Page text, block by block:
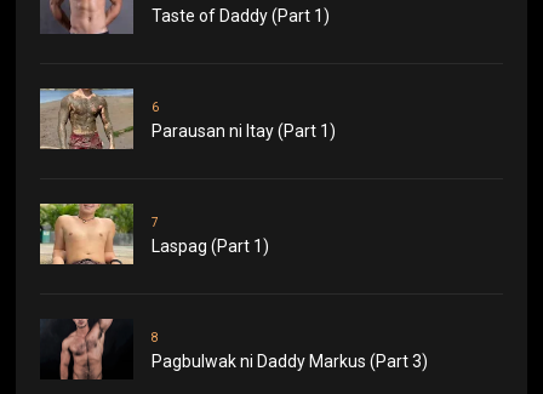
Taste of Daddy (Part 1)
6
Parausan ni Itay (Part 1)
7
Laspag (Part 1)
8
Pagbulwak ni Daddy Markus (Part 3)